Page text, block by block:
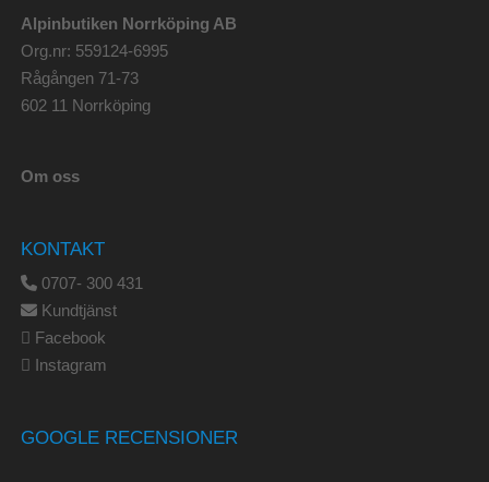
Alpinbutiken Norrköping AB
Org.nr: 559124-6995
Rågången 71-73
602 11 Norrköping
Om oss
KONTAKT
0707- 300 431
Kundtjänst
Facebook
Instagram
GOOGLE RECENSIONER